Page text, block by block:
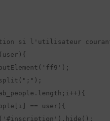
si l'utilisateur